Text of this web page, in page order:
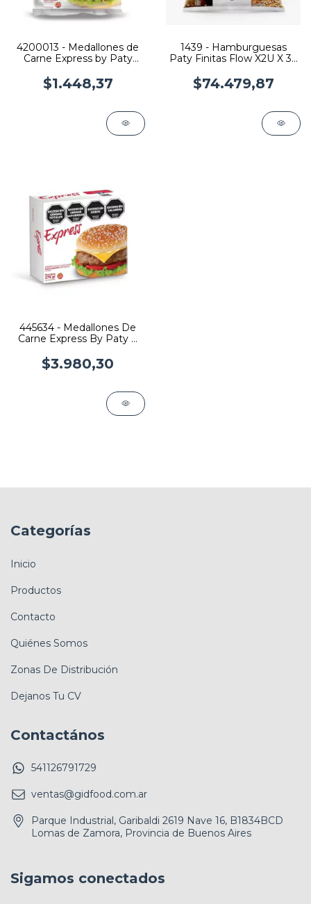
4200013 - Medallones de
Carne Express by Paty
$1.448,37
1439 - Hamburguesas
Paty Finitas Flow X2U X 36
$74.479,87
445634 - Medallones De
Carne Express By Paty X
$3.980,30
Categorías
Inicio
Productos
Contacto
Quiénes Somos
Zonas De Distribución
Dejanos Tu CV
Contactános
541126791729
ventas@gidfood.com.ar
Parque Industrial, Garibaldi 2619 Nave 16, B1834BCD
Lomas de Zamora, Provincia de Buenos Aires
Sigamos conectados